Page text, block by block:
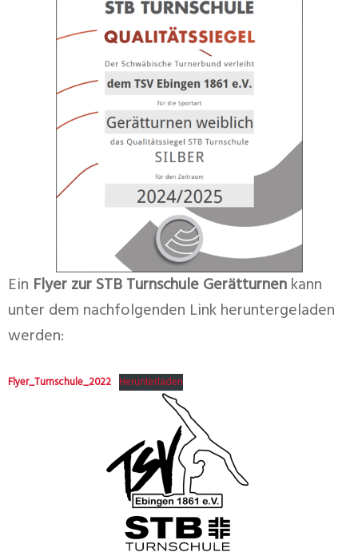
Ein Flyer zur STB Turnschule Gerätturnenkann
unter dem nachfolgenden Link heruntergeladen
werden:
Flyer_Turnschule_2022 Herunterladen